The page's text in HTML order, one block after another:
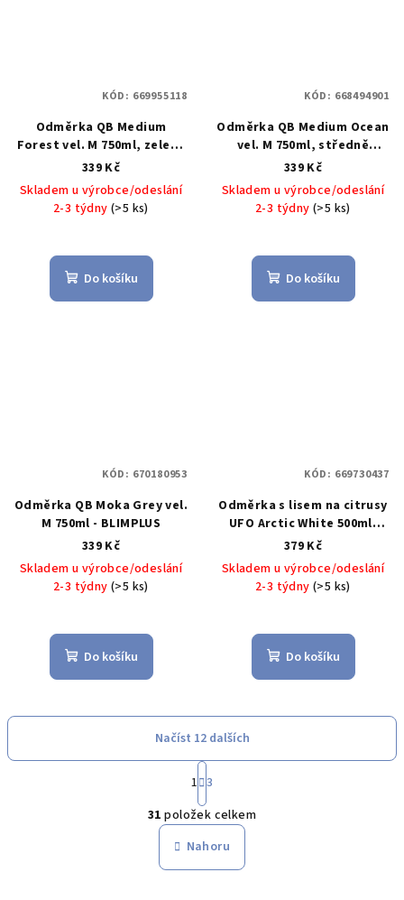
Odměrka QB Medium
Forest vel. M 750ml, zelená
- BLIMPLUS
339 Kč
Skladem u výrobce/odeslání
2-3 týdny(>5 ks)
Do košíku
KÓD: 669955118
Odměrka QB Medium Ocean
vel. M 750ml, středně
modrá - BLIMPLUS
339 Kč
Skladem u výrobce/odeslání
2-3 týdny(>5 ks)
Do košíku
KÓD: 668494901
Odměrka QB Moka Grey vel.
M 750ml - BLIMPLUS
339 Kč
Skladem u výrobce/odeslání
2-3 týdny(>5 ks)
Do košíku
KÓD: 670180953
Odměrka s lisem na citrusy
UFO Arctic White 500ml,
bílá - BLIMPLUS
379 Kč
Skladem u výrobce/odeslání
2-3 týdny(>5 ks)
Do košíku
KÓD: 669730437
O
v
l
á
Načíst 12 dalších
S
t
r
á
n
k
o
1 3
31 položek celkem
Nahoru